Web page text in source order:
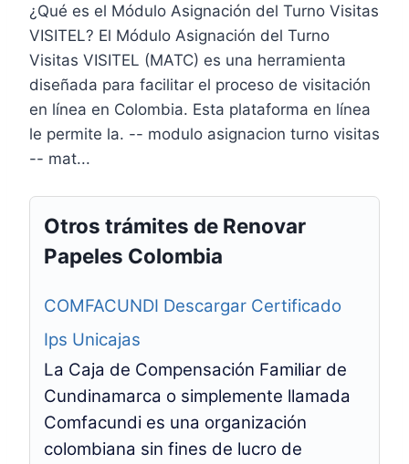
¿Qué es el Módulo Asignación del Turno Visitas
VISITEL? El Módulo Asignación del Turno
Visitas VISITEL (MATC) es una herramienta
diseñada para facilitar el proceso de visitación
en línea en Colombia. Esta plataforma en línea
le permite la. -- modulo asignacion turno visitas
-- mat...
Otros trámites de Renovar
Papeles Colombia
COMFACUNDI Descargar Certificado
Ips Unicajas
La Caja de Compensación Familiar de
Cundinamarca o simplemente llamada
Comfacundi es una organización
colombiana sin fines de lucro de